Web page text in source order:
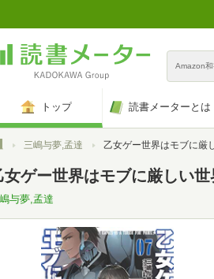
Amazon
トップ 読書メーターとは
トップ三嶋与夢,孟達 乙女ゲー世界はモブに厳しい世界です
女ゲー世界はモブに厳しい
与夢,孟達